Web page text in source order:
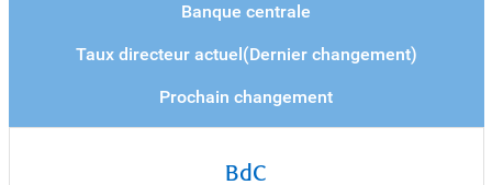
Banque centrale
Taux directeur actuel(Dernier changement)
Prochain changement
BdC